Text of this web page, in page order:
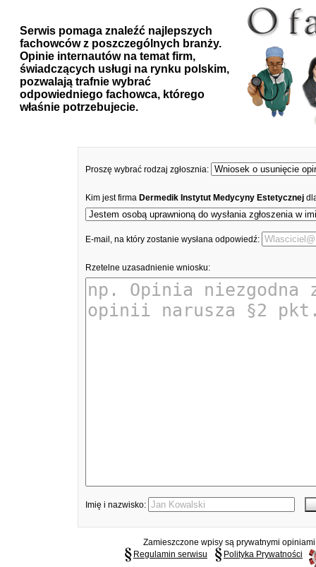
Serwis pomaga znaleźć najlepszych
fachowców z poszczególnych branży.
Opinie internautów na temat firm,
świadczących usługi na rynku polskim,
pozwalają trafnie wybrać
odpowiedniego fachowca, którego
właśnie potrzebujecie.
Proszę wybrać rodzaj zgłosznia:
Kim jest firma Dermedik Instytut Medycyny Estetycznej
E-mail, na który zostanie wysłana odpowiedź:
Rzetelne uzasadnienie wniosku:
Imię i nazwisko:
Zamieszczone wpisy są prywatnymi
Regulamin serwisu
Polityka Prywatności